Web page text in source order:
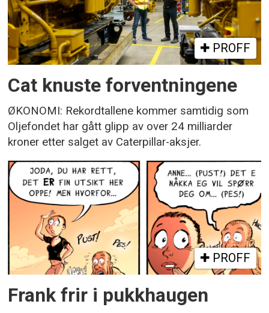
PROFF
Cat knuste forventningene
ØKONOMI: Rekordtallene kommer samtidig som
Oljefondet har gått glipp av over 24 milliarder
kroner etter salget av Caterpillar-aksjer.
PROFF
Frank frir i pukkhaugen